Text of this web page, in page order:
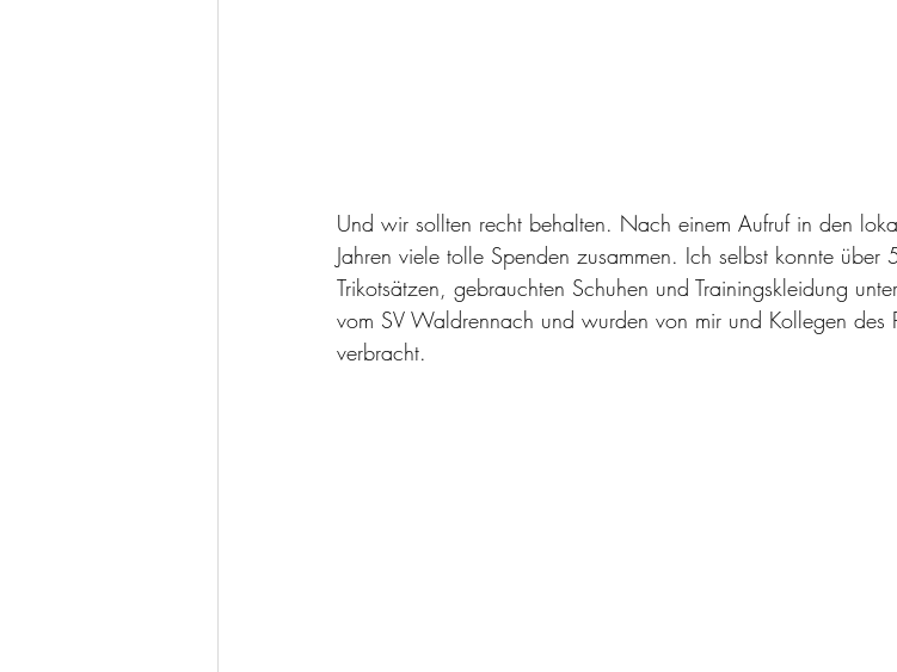
Und wir sollten recht behalten. Nach einem Aufruf in den
Jahren viele tolle Spenden zusammen. Ich selbst konnte
Trikotsätzen, gebrauchten Schuhen und Trainingskleidung
vom SV Waldrennach und wurden von mir und Kollegen des
verbracht.